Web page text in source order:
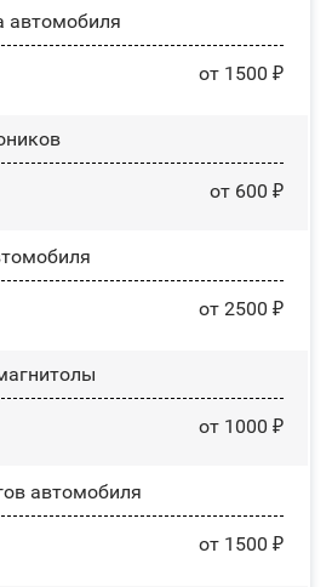
автомобиля
от 1500 ₽
от 600 ₽
от 2500 ₽
от 1000 ₽
автомобиля
от 1500 ₽